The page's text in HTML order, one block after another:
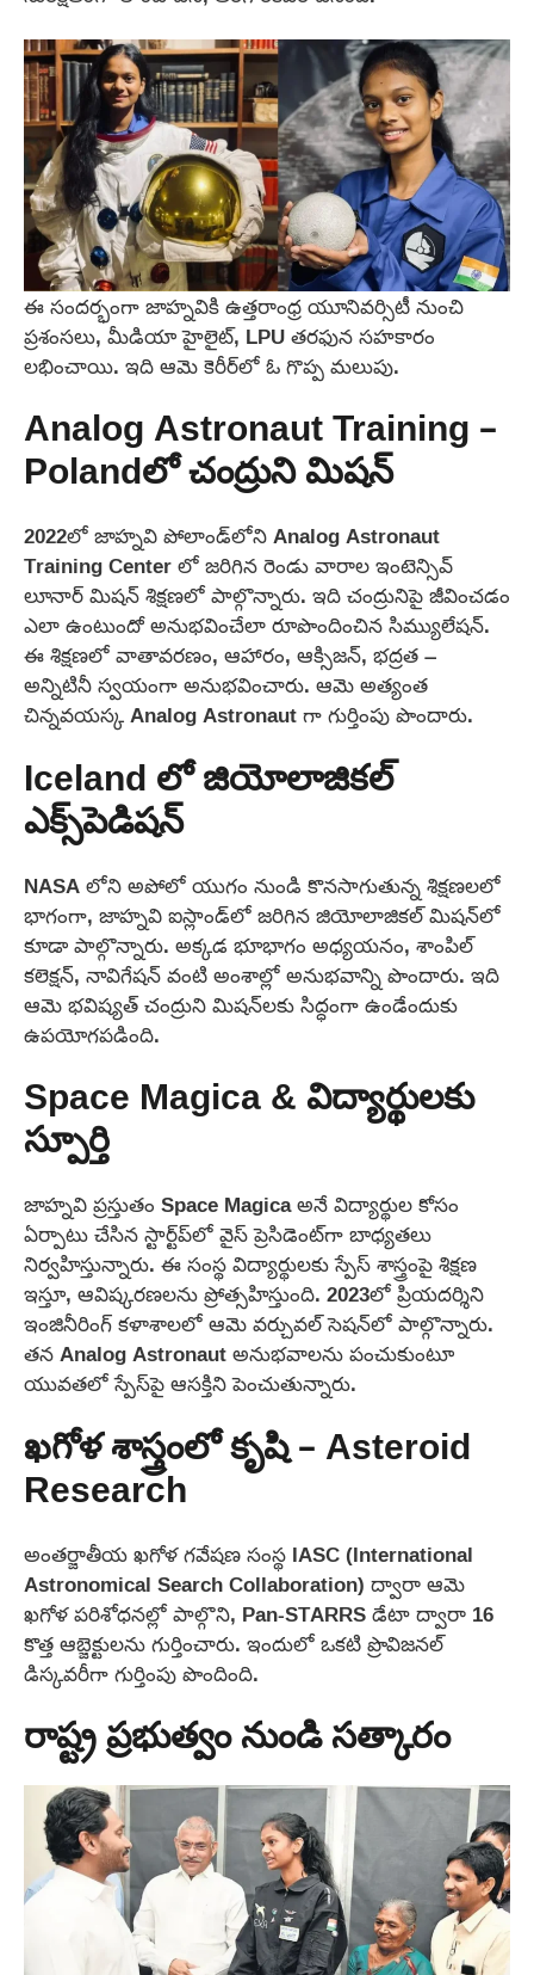
ఈ సందర్భంగా జాహ్నవికి ఉత్తరాంధ్ర యూనివర్సిటీ నుంచి
ప్రశంసలు, మీడియా హైలైట్, LPU తరఫున సహకారం
లభించాయి. ఇది ఆమె కెరీర్‌లో ఓ గొప్ప మలుపు.
Analog Astronaut Training –
Polandలో చంద్రుని మిషన్
2022లో జాహ్నవి పోలాండ్‌లోని Analog Astronaut
Training Center లో జరిగిన రెండు వారాల ఇంటెన్సివ్
లూనార్ మిషన్ శిక్షణలో పాల్గొన్నారు. ఇది చంద్రునిపై జీవించడం
ఎలా ఉంటుందో అనుభవించేలా రూపొందించిన సిమ్యులేషన్.
ఈ శిక్షణలో వాతావరణం, ఆహారం, ఆక్సిజన్, భద్రత –
అన్నిటినీ స్వయంగా అనుభవించారు. ఆమె అత్యంత
చిన్నవయస్క Analog Astronaut గా గుర్తింపు పొందారు.
Iceland లో జియోలాజికల్
ఎక్స్‌పెడిషన్
NASA లోని అపోలో యుగం నుండి కొనసాగుతున్న శిక్షణలలో
భాగంగా, జాహ్నవి ఐస్లాండ్‌లో జరిగిన జియోలాజికల్ మిషన్‌లో
కూడా పాల్గొన్నారు. అక్కడ భూభాగం అధ్యయనం, శాంపిల్
కలెక్షన్, నావిగేషన్ వంటి అంశాల్లో అనుభవాన్ని పొందారు. ఇది
ఆమె భవిష్యత్ చంద్రుని మిషన్‌లకు సిద్ధంగా ఉండేందుకు
ఉపయోగపడింది.
Space Magica & విద్యార్థులకు
స్పూర్తి
జాహ్నవి ప్రస్తుతం Space Magica అనే విద్యార్థుల కోసం
ఏర్పాటు చేసిన స్టార్ట్‌ప్‌లో వైస్ ప్రెసిడెంట్‌గా బాధ్యతలు
నిర్వహిస్తున్నారు. ఈ సంస్థ విద్యార్థులకు స్పేస్ శాస్త్రంపై శిక్షణ
ఇస్తూ, ఆవిష్కరణలను ప్రోత్సహిస్తుంది. 2023లో ప్రియదర్శిని
ఇంజినీరింగ్ కళాశాలలో ఆమె వర్చువల్ సెషన్‌లో పాల్గొన్నారు.
తన Analog Astronaut అనుభవాలను పంచుకుంటూ
యువతలో స్పేస్‌పై ఆసక్తిని పెంచుతున్నారు.
ఖగోళ శాస్త్రంలో కృషి – Asteroid
Research
అంతర్జాతీయ ఖగోళ గవేషణ సంస్థ IASC (International
Astronomical Search Collaboration) ద్వారా ఆమె
ఖగోళ పరిశోధనల్లో పాల్గొని, Pan-STARRS డేటా ద్వారా 16
కొత్త ఆబ్జెక్టులను గుర్తించారు. ఇందులో ఒకటి ప్రొవిజనల్
డిస్కవరీగా గుర్తింపు పొందింది.
రాష్ట్ర ప్రభుత్వం నుండి సత్కారం